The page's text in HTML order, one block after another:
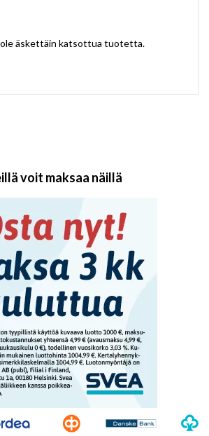
ole äskettäin katsottua tuotetta.
voit maksaa näillä